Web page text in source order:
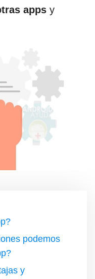
apps y
podemos
y